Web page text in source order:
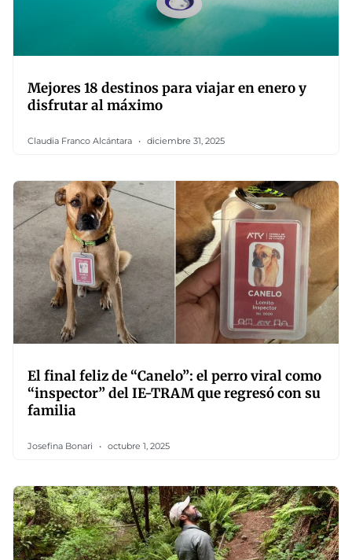
Mejores 18 destinos para viajar en enero y
disfrutar al máximo
Claudia Franco Alcántara diciembre 31, 2025
El final feliz de “Canelo”: el perro viral como
“inspector” del IE-TRAM que regresó con su
familia
Josefina Bonari octubre 1, 2025